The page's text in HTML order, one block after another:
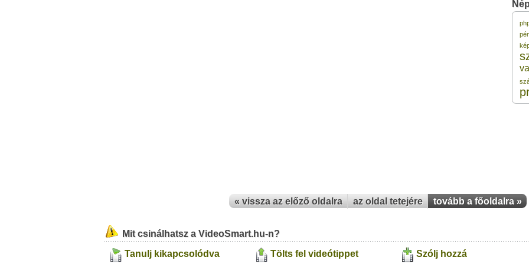
« vissza az előző oldalra az oldal tetejére tovább a főoldalra »
Mit csinálhatsz a VideoSmart.hu-n?
Tanulj kikapcsolódva
Tölts fel videótippet Szólj hozzá